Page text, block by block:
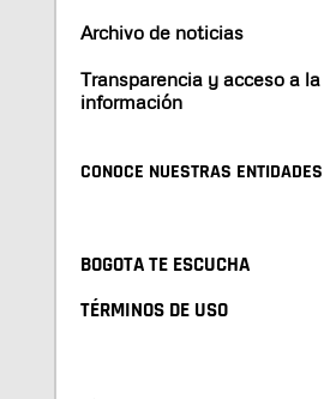
Archivo de noticias
Transparencia y acceso a la
información
CONOCE NUESTRAS ENTIDADES
BOGOTA TE ESCUCHA
TÉRMINOS DE USO